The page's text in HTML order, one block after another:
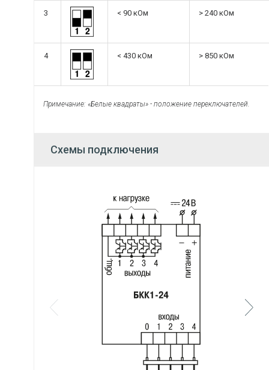
3 < 90 кОм > 240 кОм
4 < 430 кОм > 850 кОм
Примечание: «Белые квадраты» - положение переключателей.
Схемы подключения